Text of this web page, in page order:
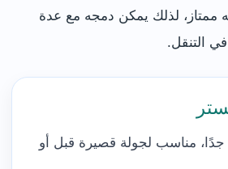
ممتاز، لذلك يمكن دمجه مع عدة
التنقل.
مناسب لجولة قصيرة قبل أو